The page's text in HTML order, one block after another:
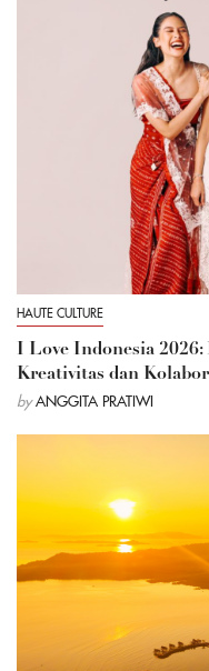
HAUTE CULTURE
I Love Indonesia 2026:
Kreativitas dan
by ANGGITA PRATIWI